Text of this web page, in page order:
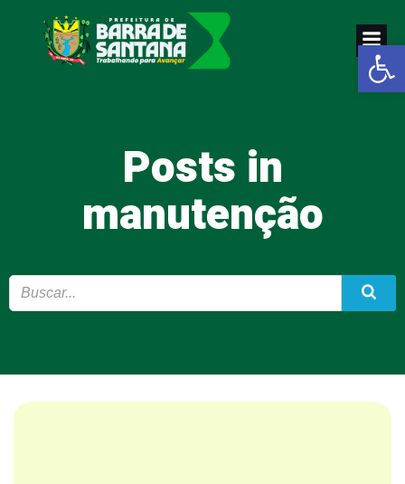
Abrir
Pular
para
o
conteúdo
Posts in
manutenção